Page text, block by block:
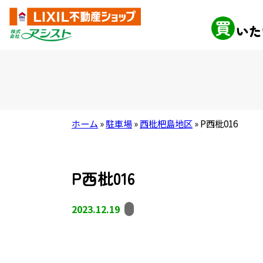
ホーム »駐車場»西枇杷島地区»P西枇016
P西枇016
2023.12.19